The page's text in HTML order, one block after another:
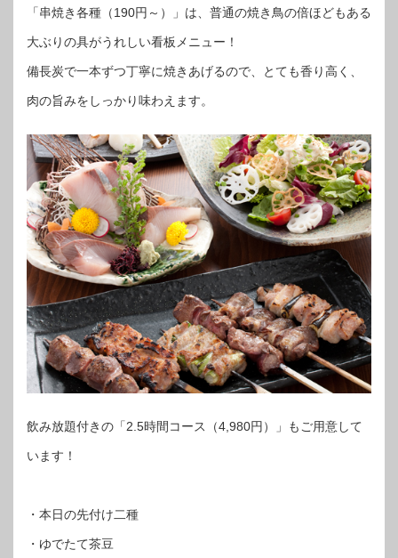
「串焼き各種（190円～）」は、普通の焼き鳥の倍ほどもある
大ぶりの具がうれしい看板メニュー！
備長炭で一本ずつ丁寧に焼きあげるので、とても香り高く、
肉の旨みをしっかり味わえます。
飲み放題付きの「2.5時間コース（4,980円）」もご用意して
います！
・本日の先付け二種
・ゆでたて茶豆